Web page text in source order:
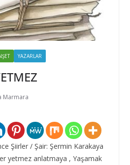
YAZARLAR
Marmara
Şiirler / Şair: Şermin Karakaya
yetmez anlatmaya , Yaşamak